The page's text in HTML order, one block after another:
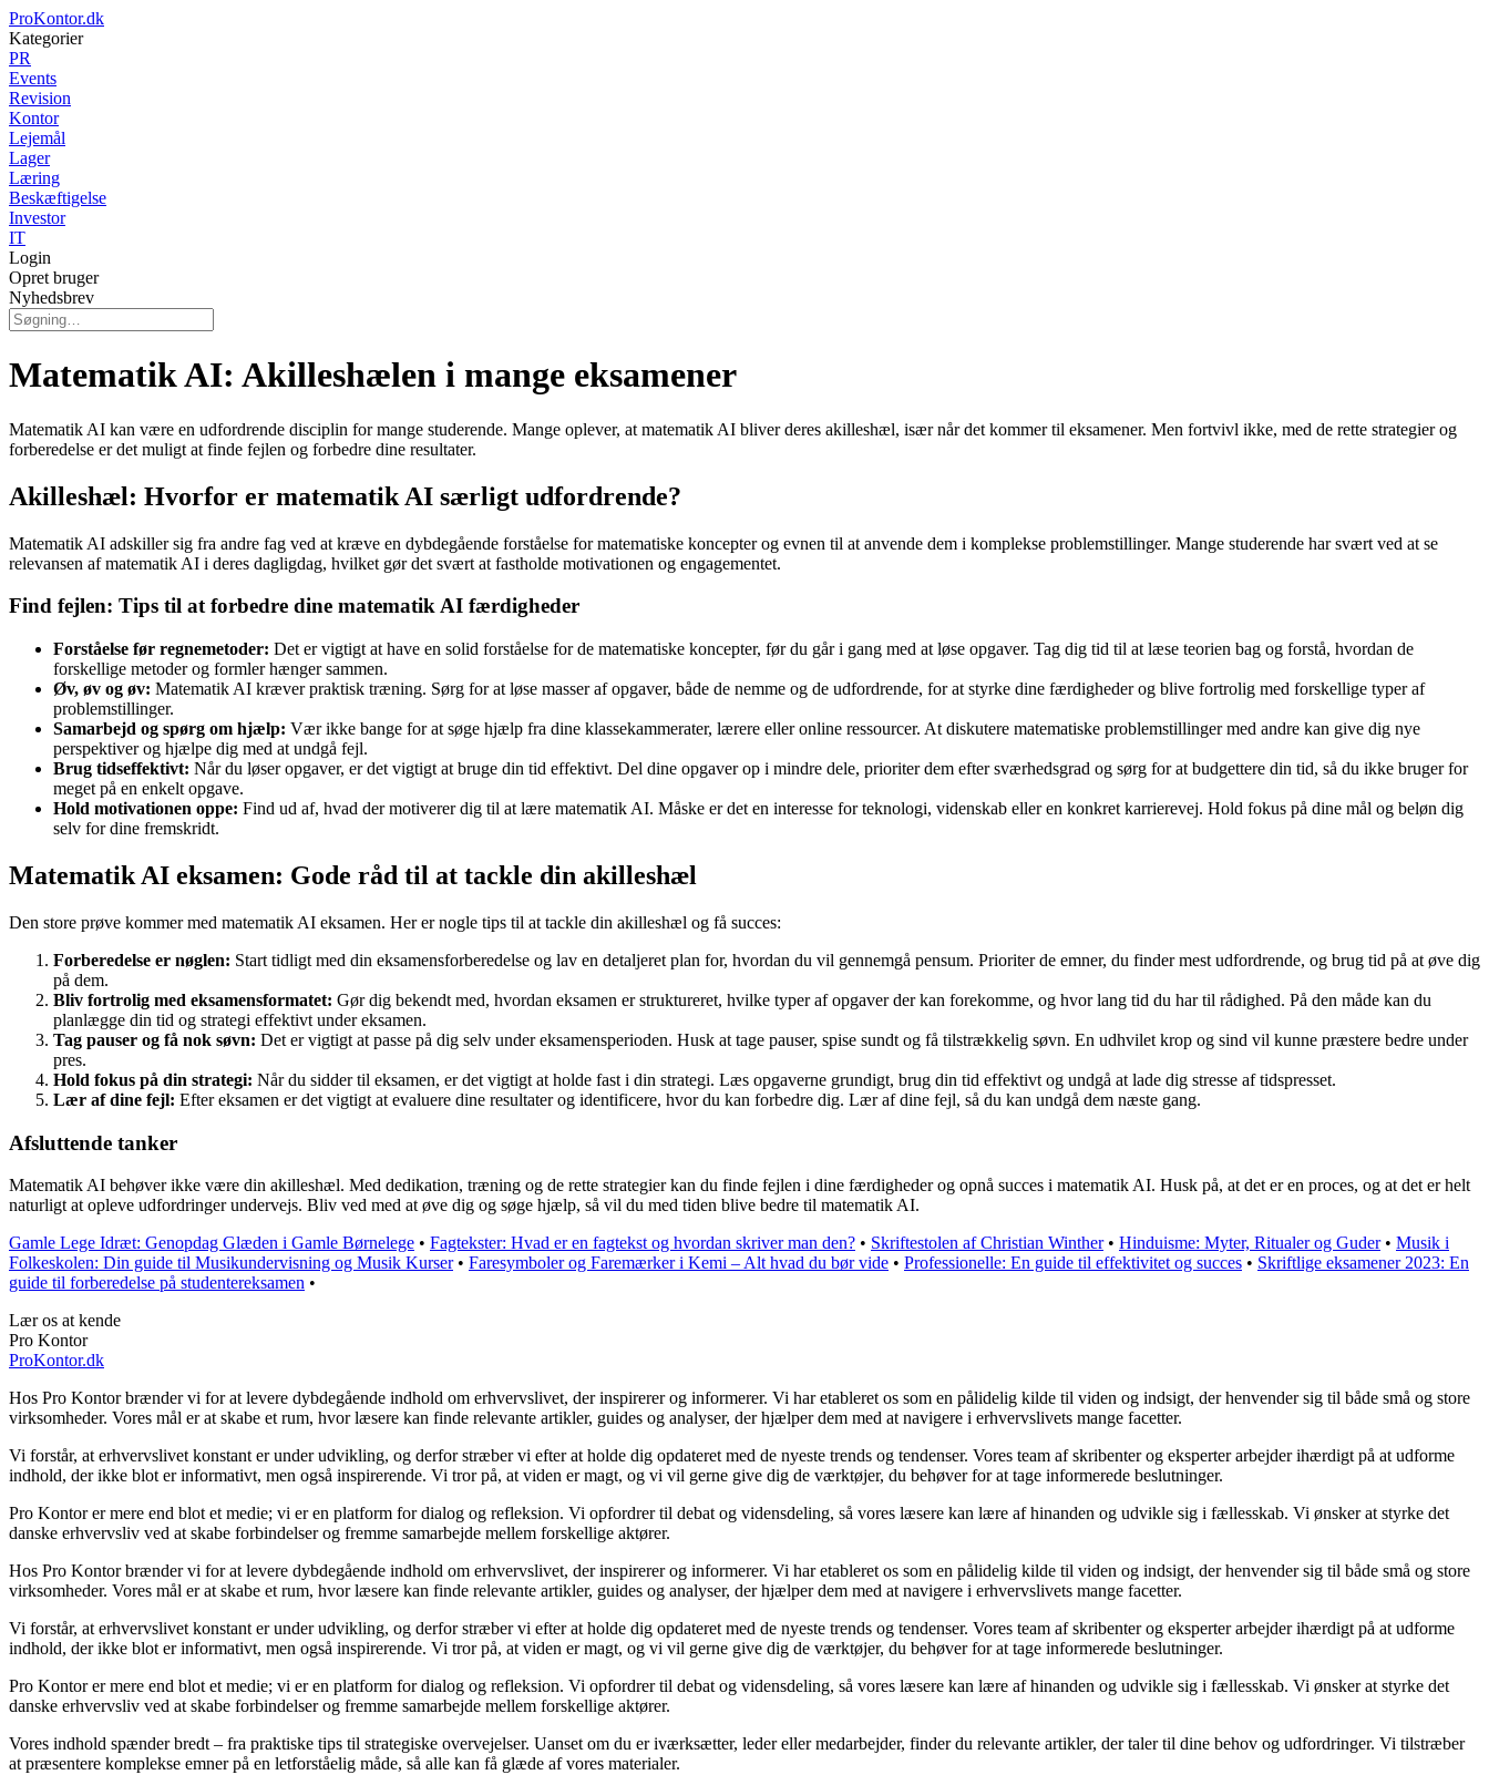
ProKontor.dk
Kategorier
PR
Events
Revision
Kontor
Lejemål
Lager
Læring
Beskæftigelse
Investor
IT
Login
Opret bruger
Nyhedsbrev
Matematik AI: Akilleshælen i mange eksamener
Matematik AI kan være en udfordrende disciplin for mange studerende. Mange oplever, at matematik AI bliver deres akilleshæl, især når det kommer til eksamener. Men fortvivl ikke, med de rette strategier og
forberedelse er det muligt at finde fejlen og forbedre dine resultater.
Akilleshæl: Hvorfor er matematik AI særligt udfordrende?
Matematik AI adskiller sig fra andre fag ved at kræve en dybdegående forståelse for matematiske koncepter og evnen til at anvende dem i komplekse problemstillinger. Mange studerende har svært ved at se
relevansen af matematik AI i deres dagligdag, hvilket gør det svært at fastholde motivationen og engagementet.
Find fejlen: Tips til at forbedre dine matematik AI færdigheder
Forståelse før regnemetoder: Det er vigtigt at have en solid forståelse for de matematiske koncepter, før du går i gang med at løse opgaver. Tag dig tid til at læse teorien bag og forstå, hvordan de
forskellige metoder og formler hænger sammen.
Øv, øv og øv: Matematik AI kræver praktisk træning. Sørg for at løse masser af opgaver, både de nemme og de udfordrende, for at styrke dine færdigheder og blive fortrolig med forskellige typer af
problemstillinger.
Samarbejd og spørg om hjælp: Vær ikke bange for at søge hjælp fra dine klassekammerater, lærere eller online ressourcer. At diskutere matematiske problemstillinger med andre kan give dig nye
perspektiver og hjælpe dig med at undgå fejl.
Brug tidseffektivt: Når du løser opgaver, er det vigtigt at bruge din tid effektivt. Del dine opgaver op i mindre dele, prioriter dem efter sværhedsgrad og sørg for at budgettere din tid, så du ikke bruger for
meget på en enkelt opgave.
Hold motivationen oppe: Find ud af, hvad der motiverer dig til at lære matematik AI. Måske er det en interesse for teknologi, videnskab eller en konkret karrierevej. Hold fokus på dine mål og beløn dig
selv for dine fremskridt.
Matematik AI eksamen: Gode råd til at tackle din akilleshæl
Den store prøve kommer med matematik AI eksamen. Her er nogle tips til at tackle din akilleshæl og få succes:
Forberedelse er nøglen: Start tidligt med din eksamensforberedelse og lav en detaljeret plan for, hvordan du vil gennemgå pensum. Prioriter de emner, du finder mest udfordrende, og brug tid på at øve dig
på dem.
Bliv fortrolig med eksamensformatet: Gør dig bekendt med, hvordan eksamen er struktureret, hvilke typer af opgaver der kan forekomme, og hvor lang tid du har til rådighed. På den måde kan du
planlægge din tid og strategi effektivt under eksamen.
Tag pauser og få nok søvn: Det er vigtigt at passe på dig selv under eksamensperioden. Husk at tage pauser, spise sundt og få tilstrækkelig søvn. En udhvilet krop og sind vil kunne præstere bedre under
pres.
Hold fokus på din strategi: Når du sidder til eksamen, er det vigtigt at holde fast i din strategi. Læs opgaverne grundigt, brug din tid effektivt og undgå at lade dig stresse af tidspresset.
Lær af dine fejl: Efter eksamen er det vigtigt at evaluere dine resultater og identificere, hvor du kan forbedre dig. Lær af dine fejl, så du kan undgå dem næste gang.
Afsluttende tanker
Matematik AI behøver ikke være din akilleshæl. Med dedikation, træning og de rette strategier kan du finde fejlen i dine færdigheder og opnå succes i matematik AI. Husk på, at det er en proces, og at det er helt
naturligt at opleve udfordringer undervejs. Bliv ved med at øve dig og søge hjælp, så vil du med tiden blive bedre til matematik AI.
Gamle Lege Idræt: Genopdag Glæden i Gamle Børnelege • Fagtekster: Hvad er en fagtekst og hvordan skriver man den? • Skriftestolen af Christian Winther• Hinduisme: Myter, Ritualer og Guder• Musik i
Folkeskolen: Din guide til Musikundervisning og Musik Kurser• Faresymboler og Faremærker i Kemi – Alt hvad du bør vide • Professionelle: En guide til effektivitet og succes • Skriftlige eksamener 2023: En
guide til forberedelse på studentereksamen •
Lær os at kende
Pro Kontor
ProKontor.dk
Hos Pro Kontor brænder vi for at levere dybdegående indhold om erhvervslivet, der inspirerer og informerer. Vi har etableret os som en pålidelig kilde til viden og indsigt, der henvender sig til både små og store
virksomheder. Vores mål er at skabe et rum, hvor læsere kan finde relevante artikler, guides og analyser, der hjælper dem med at navigere i erhvervslivets mange facetter.
Vi forstår, at erhvervslivet konstant er under udvikling, og derfor stræber vi efter at holde dig opdateret med de nyeste trends og tendenser. Vores team af skribenter og eksperter arbejder ihærdigt på at udforme
indhold, der ikke blot er informativt, men også inspirerende. Vi tror på, at viden er magt, og vi vil gerne give dig de værktøjer, du behøver for at tage informerede beslutninger.
Pro Kontor er mere end blot et medie; vi er en platform for dialog og refleksion. Vi opfordrer til debat og vidensdeling, så vores læsere kan lære af hinanden og udvikle sig i fællesskab. Vi ønsker at styrke det
danske erhvervsliv ved at skabe forbindelser og fremme samarbejde mellem forskellige aktører.
Hos Pro Kontor brænder vi for at levere dybdegående indhold om erhvervslivet, der inspirerer og informerer. Vi har etableret os som en pålidelig kilde til viden og indsigt, der henvender sig til både små og store
virksomheder. Vores mål er at skabe et rum, hvor læsere kan finde relevante artikler, guides og analyser, der hjælper dem med at navigere i erhvervslivets mange facetter.
Vi forstår, at erhvervslivet konstant er under udvikling, og derfor stræber vi efter at holde dig opdateret med de nyeste trends og tendenser. Vores team af skribenter og eksperter arbejder ihærdigt på at udforme
indhold, der ikke blot er informativt, men også inspirerende. Vi tror på, at viden er magt, og vi vil gerne give dig de værktøjer, du behøver for at tage informerede beslutninger.
Pro Kontor er mere end blot et medie; vi er en platform for dialog og refleksion. Vi opfordrer til debat og vidensdeling, så vores læsere kan lære af hinanden og udvikle sig i fællesskab. Vi ønsker at styrke det
danske erhvervsliv ved at skabe forbindelser og fremme samarbejde mellem forskellige aktører.
Vores indhold spænder bredt – fra praktiske tips til strategiske overvejelser. Uanset om du er iværksætter, leder eller medarbejder, finder du relevante artikler, der taler til dine behov og udfordringer. Vi tilstræber
at præsentere komplekse emner på en letforståelig måde, så alle kan få glæde af vores materialer.